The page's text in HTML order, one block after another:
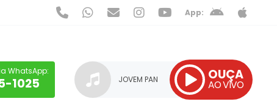
App:
WhatsApp:
1025 JOVEM PAN OUÇA
AO VIVO